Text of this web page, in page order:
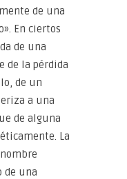
de una
En ciertos
de una
de la pérdida
de un
a una
de alguna
La
de una